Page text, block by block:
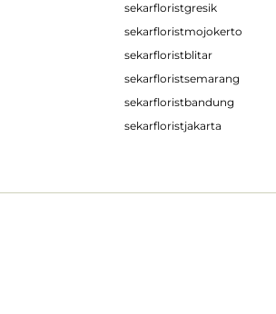
sekarfloristgresik
sekarfloristmojokerto
sekarfloristblitar
sekarfloristsemarang
sekarfloristbandung
sekarfloristjakarta